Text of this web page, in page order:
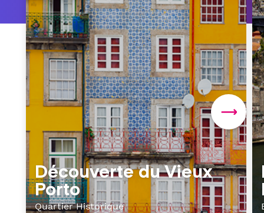
Découverte du Vieux
Porto
Quartier Historique